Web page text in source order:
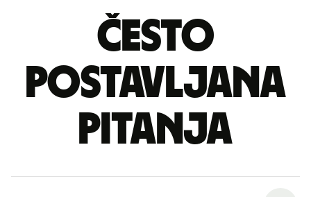
Često
postavljana
pitanja